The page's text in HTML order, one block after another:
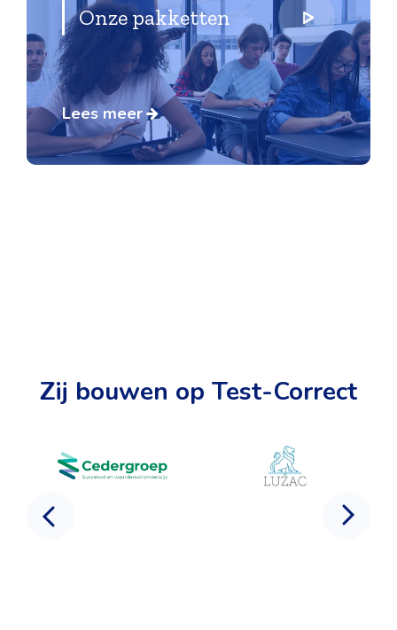
Onze pakketten
Lees meer
Zij bouwen op Test-Correct